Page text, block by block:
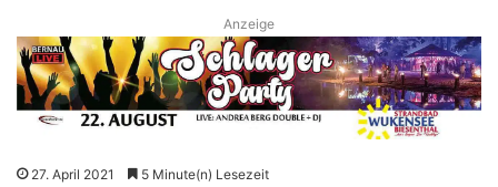
Anzeige
27. April 2021 5 Minute(n) Lesezeit